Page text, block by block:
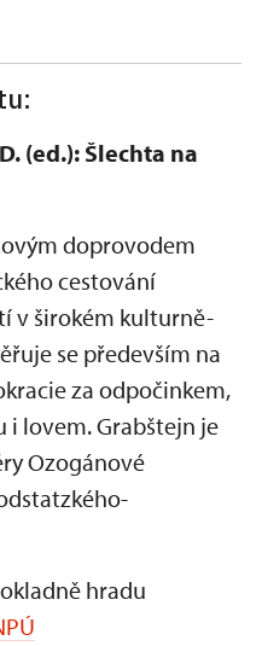
(ed.): Šlechta na
doprovodem
cestování
v širokém kulturně-
se především na
za odpočinkem,
i lovem. Grabštejn je
Ozogánové
hradu